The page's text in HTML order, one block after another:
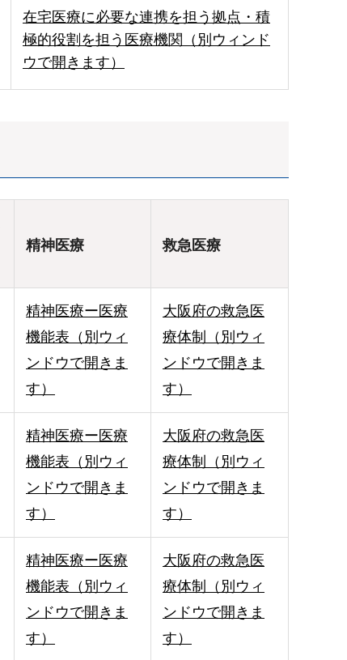
在宅医療に必要な連携を担う拠点・積
極的役割を担う医療機関（別ウィンド
ウで開きます）
精神医療 救急医療
精神医療ー医療
機能表（別ウィ
ンドウで開きま
す）
大阪府の救急医
療体制（別ウィ
ンドウで開きま
す）
精神医療ー医療
機能表（別ウィ
ンドウで開きま
す）
大阪府の救急医
療体制（別ウィ
ンドウで開きま
す）
精神医療ー医療
機能表（別ウィ
ンドウで開きま
す）
大阪府の救急医
療体制（別ウィ
ンドウで開きま
す）